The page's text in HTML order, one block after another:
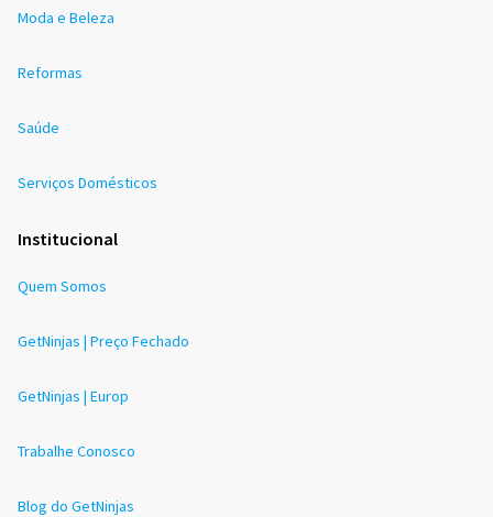
Moda e Beleza
Reformas
Saúde
Serviços Domésticos
Institucional
Quem Somos
GetNinjas | Preço Fechado
GetNinjas | Europ
Trabalhe Conosco
Blog do GetNinjas